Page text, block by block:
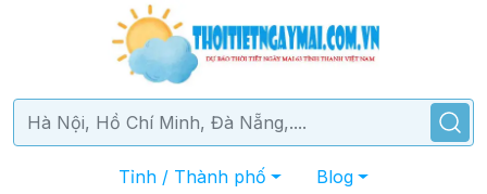
Tỉnh / Thành phố Blog